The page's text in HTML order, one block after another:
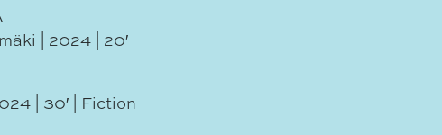
| 2024 | 20′
| 30′ | Fiction